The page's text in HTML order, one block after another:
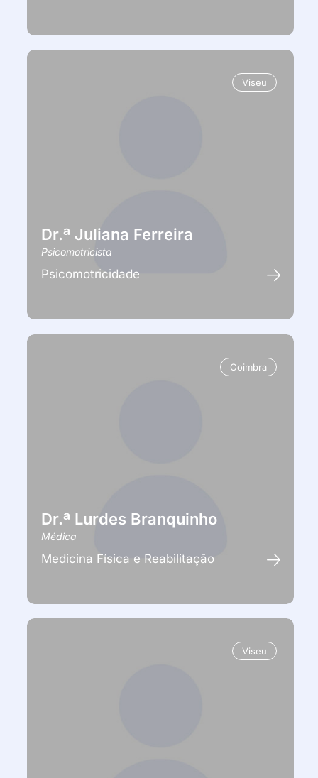
Viseu
Dr.ª Juliana Ferreira
Psicomotricista
Psicomotricidade
Coimbra
Dr.ª Lurdes Branquinho
Médica
Medicina Física e Reabilitação
Viseu